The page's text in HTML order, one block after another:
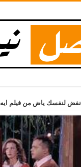
نفض لنفسك ياض من فيلم ايه